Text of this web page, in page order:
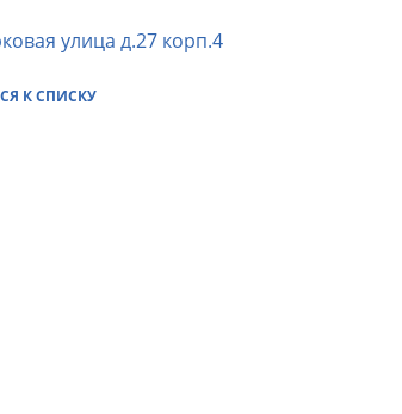
улица д.27 корп.4
К СПИСКУ